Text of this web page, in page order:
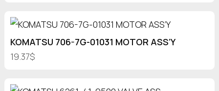
KOMATSU 706-7G-01031 MOTOR ASS’Y
19.37$